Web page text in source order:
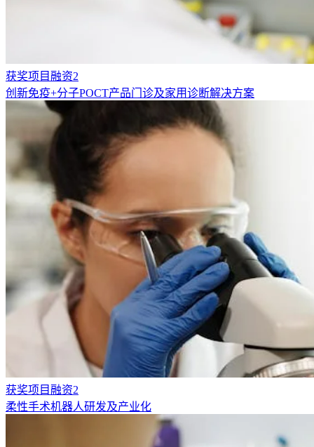
获奖项目融资2
创新免疫+分子POCT产品门诊及家用诊断解决方案
获奖项目融资2
柔性手术机器人研发及产业化